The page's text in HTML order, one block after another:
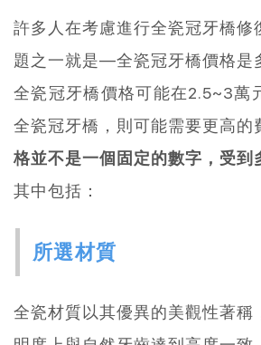
許多人在考慮進行全瓷冠牙橋修
題之一就是—全瓷冠牙橋價格是
全瓷冠牙橋價格可能在2.5~3萬
全瓷冠牙橋，則可能需要更高的
格並不是一個固定的數字，受到
其中包括：
所選材質
全瓷材質以其優異的美觀性著稱